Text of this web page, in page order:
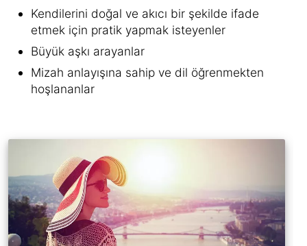
Kendilerini doğal ve akıcı bir şekilde ifade
etmek için pratik yapmak isteyenler
Büyük aşkı arayanlar
Mizah anlayışına sahip ve dil öğrenmekten
hoşlananlar